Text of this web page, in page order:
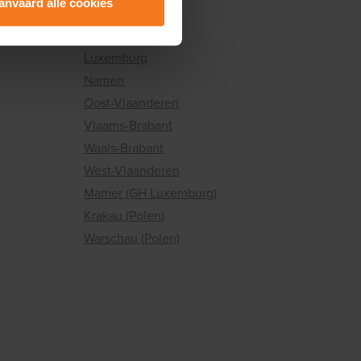
alle cookies
Limburg
Luxemburg
Namen
Oost-Vlaanderen
Vlaams-Brabant
Waals-Brabant
West-Vlaanderen
Mamer (GH Luxemburg)
Krakau (Polen)
Warschau (Polen)